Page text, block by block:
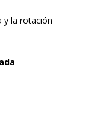
y la rotación